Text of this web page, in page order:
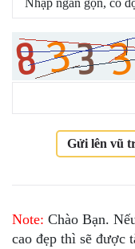
Gửi lên vũ
Note: Chào Bạn.
cao đẹp thì sẽ được